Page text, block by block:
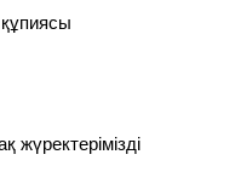
жүректерімізді